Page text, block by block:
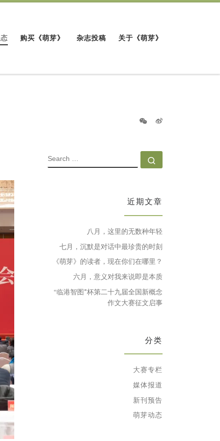
购买《萌芽》 杂志投稿 关于《萌芽》
SEARCH
近期文章
八月，这里的无数种年轻
七月，沉默是对话中最珍贵的时刻
《萌芽》的读者，现在你们在哪里？
六月，意义对我来说即是本质
“临港智图”杯第二十九届全国新概念
作文大赛征文启事
分类
大赛专栏
媒体报道
新刊预告
萌芽动态